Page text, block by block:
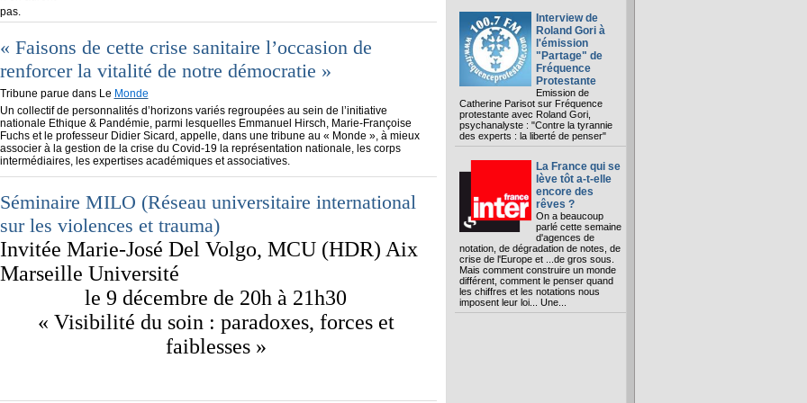
pas.
« Faisons de cette crise sanitaire l’occasion de
renforcer la vitalité de notre démocratie »
Tribune parue dans Le Monde
Un collectif de personnalités d’horizons variés regroupées au sein de l’initiative
nationale Ethique & Pandémie, parmi lesquelles Emmanuel Hirsch, Marie-Françoise
Fuchs et le professeur Didier Sicard, appelle, dans une tribune au « Monde », à mieux
associer à la gestion de la crise du Covid-19 la représentation nationale, les corps
intermédiaires, les expertises académiques et associatives.
Séminaire MILO (Réseau universitaire international
sur les violences et trauma)
Invitée Marie-José Del Volgo, MCU (HDR) Aix
Marseille Université
le 9 décembre de 20h à 21h30
« Visibilité du soin : paradoxes, forces et
faiblesses »
Interview de
Roland Gori à
l'émission
"Partage" de
Fréquence
Protestante
Emission de
Catherine Parisot sur Fréquence
protestante avec Roland Gori,
psychanalyste : "Contre la tyrannie
des experts : la liberté de penser"
La France qui se
lève tôt a-t-elle
encore des
rêves ?
On a beaucoup
parlé cette semaine
d'agences de
notation, de dégradation de notes, de
crise de l'Europe et ...de gros sous.
Mais comment construire un monde
différent, comment le penser quand
les chiffres et les notations nous
imposent leur loi... Une...